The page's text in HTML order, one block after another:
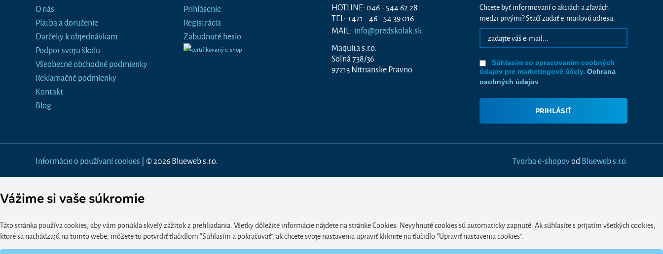
O nás
Platba a doručenie
Darčeky k objednávkam
Podpor svoju školu
Všeobecné obchodné podmienky
Reklamačné podmienky
Kontakt
Blog
Prihlásenie
Registrácia
Zabudnuté heslo
HOTLINE: 046 - 544 62 28
TEL: +421 - 46 - 54 39 016
MAIL: info@predskolak.sk
Maquita s.r.o.
Soľná 738/36
97213 Nitrianske Pravno
Chcete byť informovaní o akciách a zľavách
medzi prvými? Stačí zadať e-mailovú adresu.
Súhlasím so spracovaním osobných
údajov pre marketingové účely. Ochrana
osobných údajov
Informácie o používaní cookies | © 2026 Blueweb s.r.o. Tvorba e-shopovodBlueweb s.r.o.
Vážime si vaše súkromie
Táto stránka používa cookies, aby vám ponúkla skvelý zážitok z prehliadania. Všetky dôležité informácie nájdete na stránke Cookies. Nevyhnuté cookies sú automaticky zapnuté. Ak súhlasíte s prijatím všetkých cookies,
ktoré sa nachádzajú na tomto webe, môžete to potvrdiť tlačidlom “Súhlasím a pokračovať", ak chcete svoje nastavenia upraviť kliknite na tlačidlo “Upraviť nastavenia cookies".